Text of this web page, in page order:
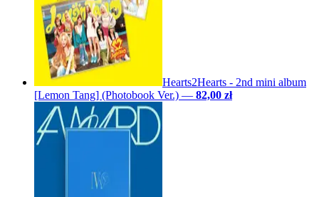
Hearts2Hearts - 2nd mini album
[Lemon Tang] (Photobook Ver.) — 82,00 zł